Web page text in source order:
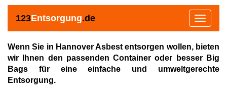
123Entsorgung.de
Toggle
Wenn Sie in Hannover Asbest entsorgen wollen, bieten
wir Ihnen den passenden Container oder besser Big
Bags für eine einfache und umweltgerechte
Entsorgung.